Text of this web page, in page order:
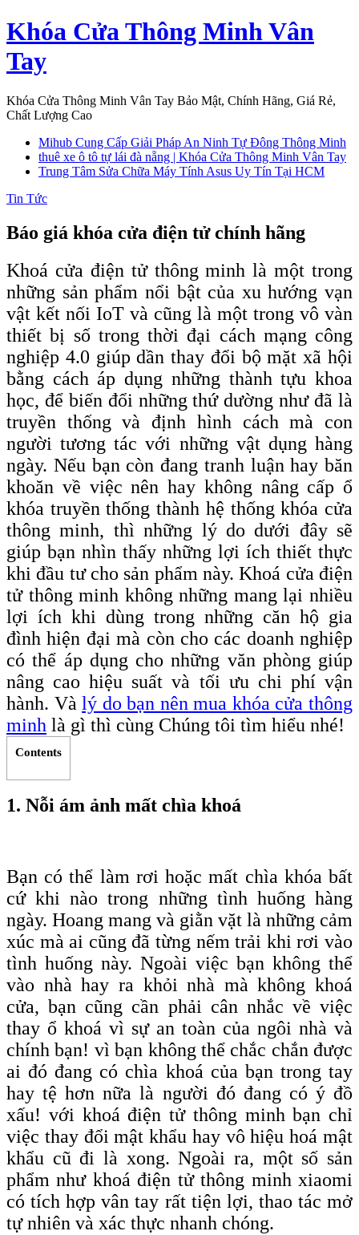
Skip
to
content
Khóa Cửa Thông Minh Vân
Tay
Khóa Cửa Thông Minh Vân Tay Bảo Mật, Chính Hãng, Giá Rẻ,
Chất Lượng Cao
Mihub Cung Cấp Giải Pháp An Ninh Tự Đông Thông Minh
thuê xe ô tô tự lái đà nẵng | Khóa Cửa Thông Minh Vân Tay
Trung Tâm Sửa Chữa Máy Tính Asus Uy Tín Tại HCM
Tin Tức
Báo giá khóa cửa điện tử chính hãng
Khoá cửa điện tử thông minh là một trong
những sản phẩm nổi bật của xu hướng vạn
vật kết nối IoT và cũng là một trong vô vàn
thiết bị số trong thời đại cách mạng công
nghiệp 4.0 giúp dần thay đổi bộ mặt xã hội
bằng cách áp dụng những thành tựu khoa
học, để biến đổi những thứ dường như đã là
truyền thống và định hình cách mà con
người tương tác với những vật dụng hàng
ngày. Nếu bạn còn đang tranh luận hay băn
khoăn về việc nên hay không nâng cấp ổ
khóa truyền thống thành hệ thống khóa cửa
thông minh, thì những lý do dưới đây sẽ
giúp bạn nhìn thấy những lợi ích thiết thực
khi đầu tư cho sản phẩm này. Khoá cửa điện
tử thông minh không những mang lại nhiều
lợi ích khi dùng trong những căn hộ gia
đình hiện đại mà còn cho các doanh nghiệp
có thể áp dụng cho những văn phòng giúp
nâng cao hiệu suất và tối ưu chi phí vận
hành. Vàlý do bạn nên mua khóa cửa thông
minh là gì thì cùng Chúng tôi tìm hiểu nhé!
Contents
1. Nỗi ám ảnh mất chìa khoá
Bạn có thể làm rơi hoặc mất chìa khóabất
cứ khi nào trong những tình huống hàng
ngày. Hoang mang và giằn vặt là những cảm
xúc mà ai cũng đã từng nếm trải khi rơi vào
tình huống này. Ngoài việc bạn không thể
vào nhà hay ra khỏi nhà mà không khoá
cửa, bạn cũng cần phải cân nhắc về việc
thay ổ khoá vì sự an toàn của ngôi nhà và
chính bạn! vì bạn không thể chắc chắn được
ai đó đang có chìa khoá của bạn trong tay
hay tệ hơn nữa là người đó đang có ý đồ
xấu! với khoá điện tử thông minh bạn chỉ
việc thay đổi mật khẩu hay vô hiệu hoá mật
khẩu cũ đi là xong. Ngoài ra, một số sản
phẩm như khoá điện tử thông minh xiaomi
có tích hợp vân tay rất tiện lợi, thao tác mở
tự nhiên và xác thực nhanh chóng.